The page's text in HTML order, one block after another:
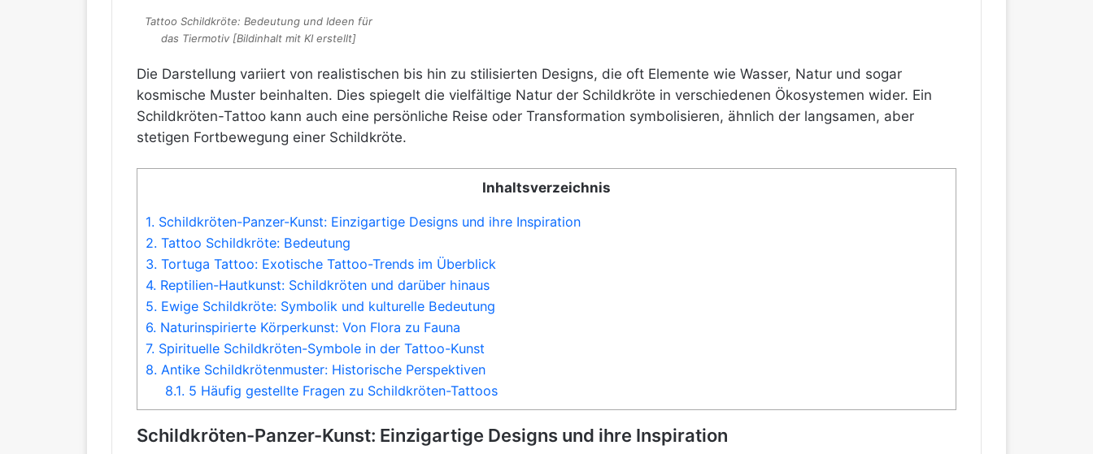
Tattoo Schildkröte: Bedeutung und Ideen für
das Tiermotiv [Bildinhalt mit KI erstellt]
Die Darstellung variiert von realistischen bis hin zu stilisierten Designs, die oft Elemente wie Wasser, Natur und sogar
kosmische Muster beinhalten. Dies spiegelt die vielfältige Natur der Schildkröte in verschiedenen Ökosystemen wider. Ein
Schildkröten-Tattoo kann auch eine persönliche Reise oder Transformation symbolisieren, ähnlich der langsamen, aber
stetigen Fortbewegung einer Schildkröte.
Inhaltsverzeichnis
1. Schildkröten-Panzer-Kunst: Einzigartige Designs und ihre Inspiration
2. Tattoo Schildkröte: Bedeutung
3. Tortuga Tattoo: Exotische Tattoo-Trends im Überblick
4. Reptilien-Hautkunst: Schildkröten und darüber hinaus
5. Ewige Schildkröte: Symbolik und kulturelle Bedeutung
6. Naturinspirierte Körperkunst: Von Flora zu Fauna
7. Spirituelle Schildkröten-Symbole in der Tattoo-Kunst
8. Antike Schildkrötenmuster: Historische Perspektiven
8.1. 5 Häufig gestellte Fragen zu Schildkröten-Tattoos
Schildkröten-Panzer-Kunst: Einzigartige Designs und ihre Inspiration